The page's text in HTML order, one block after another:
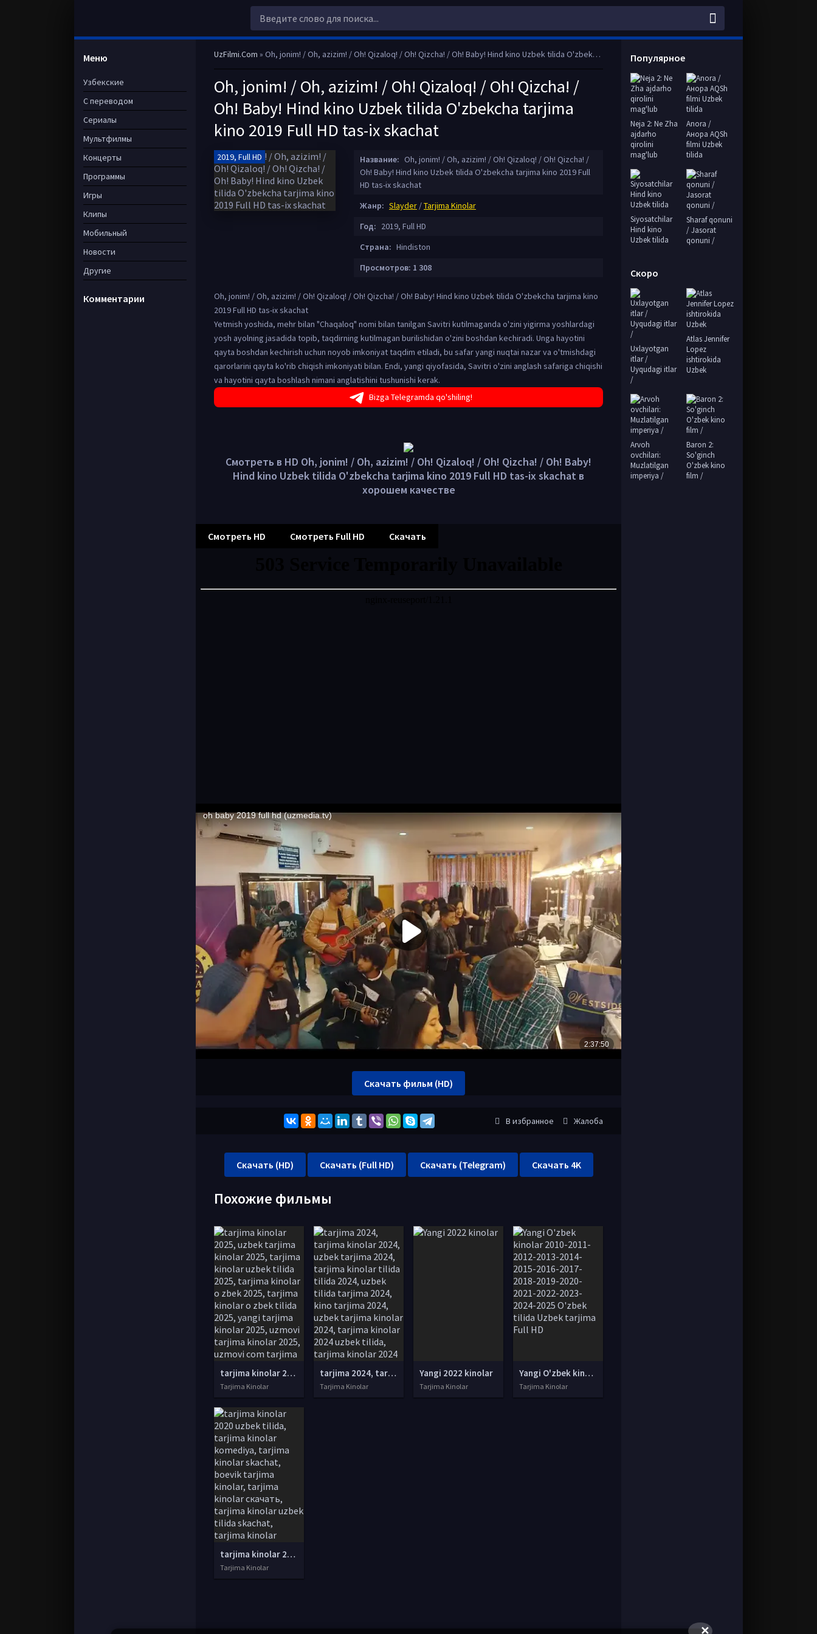
UzFilmi.Com » Oh, jonim! / Oh, azizim! / Oh! Qizaloq! / Oh! Qizcha! / Oh! Baby! Hind kino Uzbek tilida O'zbekcha tarjima kino 2019 Full HD tas-ix skachat
Oh, jonim! / Oh, azizim! / Oh! Qizaloq! / Oh! Qizcha! /
Oh! Baby! Hind kino Uzbek tilida O'zbekcha tarjima
kino 2019 Full HD tas-ix skachat
2019, Full HD Название: Oh, jonim! / Oh, azizim! / Oh! Qizaloq! / Oh! Qizcha! /
Oh! Baby! Hind kino Uzbek tilida O'zbekcha tarjima kino 2019 Full
HD tas-ix skachat
Жанр: Slayder /Tarjima Kinolar
Год: 2019, Full HD
Страна: Hindiston
Просмотров: 1 308
Oh, jonim! / Oh, azizim! / Oh! Qizaloq! / Oh! Qizcha! / Oh! Baby! Hind kino Uzbek tilida O'zbekcha tarjima kino
2019 Full HD tas-ix skachat
Yetmish yoshida, mehr bilan "Chaqaloq" nomi bilan tanilgan Savitri kutilmaganda o'zini yigirma yoshlardagi
yosh ayolning jasadida topib, taqdirning kutilmagan burilishidan o'zini boshdan kechiradi. Unga hayotini
qayta boshdan kechirish uchun noyob imkoniyat taqdim etiladi, bu safar yangi nuqtai nazar va o'tmishdagi
qarorlarini qayta ko'rib chiqish imkoniyati bilan. Endi, yangi qiyofasida, Savitri o'zini anglash safariga chiqishi
va hayotini qayta boshlash nimani anglatishini tushunishi kerak.
Bizga Telegramda qo'shiling!
Смотреть в HD Oh, jonim! / Oh, azizim! / Oh! Qizaloq! / Oh! Qizcha! / Oh! Baby!
Hind kino Uzbek tilida O'zbekcha tarjima kino 2019 Full HD tas-ix skachat в
хорошем качестве
Смотреть HD Смотреть Full HD Скачать
Скачать фильм (HD)
В избранное Жалоба
Скачать (HD) Скачать (Full HD) Скачать (Telegram) Скачать 4K
Похожие фильмы
tarjima kinolar 2025, uzbek tarjima kinolar 2025, tarjima kinolar uzbek tilida 2025, tarjima kinolar o zbek 2025, tarjima kinolar o zbek tilida 2025, yangi tarjima kinolar 2025, uzmovi tarjima kinolar 2025, uzmovi com tarjima kinolar 2025, uzbekcha t
Tarjima Kinolar
tarjima 2024, tarjima kinolar 2024, uzbek tarjima 2024, tarjima kinolar tilida tilida 2024, uzbek tilida tarjima 2024, kino tarjima 2024, uzbek tarjima kinolar 2024, tarjima kinolar 2024 uzbek tilida, tarjima kinolar 2024 o zbek, tarjima kinolar 2024
Tarjima Kinolar
Yangi 2022 kinolar
Tarjima Kinolar
Yangi O'zbek kinolar 2010-2011-2012-2013-2014-2015-2016-2017-2018-2019-2020-2021-2022-2023-2024-2025 O'zbek tilida Uzbek tarjima Full HD
Tarjima Kinolar
tarjima kinolar 2020 uzbek tilida, tarjima kinolar komediya, tarjima kinolar skachat, boevik tarjima kinolar, tarjima kinolar скачать, tarjima kinolar uzbek tilida skachat, tarjima kinolar saytlari, 7777.uz tarjima kinolar, tarjima kinolar skachat, t
Tarjima Kinolar
Меню
Узбекские
С переводом
Сериалы
Мультфилмы
Концерты
Программы
Игры
Клипы
Мобильный
Новости
Другие
Комментарии
Популярное
Neja 2: Ne Zha
ajdarho
qirolini
mag'lub
Anora /
Анора AQSh
filmi Uzbek
tilida
Siyosatchilar
Hind kino
Uzbek tilida
Sharaf qonuni
/ Jasorat
qonuni /
Скоро
Uxlayotgan
itlar /
Uyqudagi itlar
/
Atlas Jennifer
Lopez
ishtirokida
Uzbek
Arvoh
ovchilari:
Muzlatilgan
imperiya /
Baron 2:
So'ginch
O'zbek kino
film /
✕